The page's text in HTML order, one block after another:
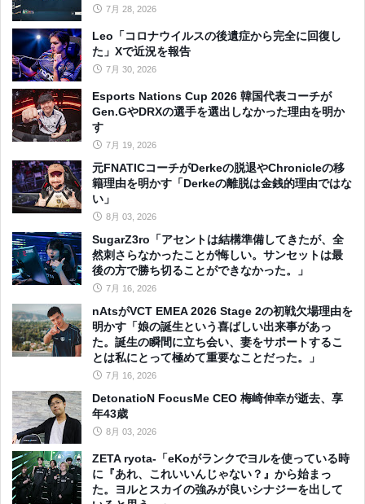
7月 28, 2026
Leo「コロナウイルスの後遺症から完全に回復し
た」Xで近況を報告
7月 30, 2026
Esports Nations Cup 2026 韓国代表コーチが
Gen.GやDRXの選手を選出しなかった理由を明か
す
7月 19, 2026
元FNATICコーチがDerkeの脱退やChronicleの移
籍理由を明かす「Derkeの離脱は金銭的理由ではな
い」
8月 03, 2026
SugarZ3ro「アセントは結構準備してきたが、全
然刺さらなかったことが悔しい。サンセットは最
後の方で勝ち切ることができなかった。」
7月 16, 2026
nAtsがVCT EMEA 2026 Stage 2の初戦欠場理由を
明かす「娘の誕生という喜ばしい出来事があっ
た。誕生の瞬間に立ち会い、妻をサポートするこ
とは私にとって極めて重要なことだった。」
7月 16, 2026
DetonatioN FocusMe CEO 梅崎伸幸が逝去、享
年43歳
8月 03, 2026
ZETA ryota-「eKoがランクでヨルを使っている時
に『あれ、これいいんじゃない？』から始まっ
た。ヨルとスカイの強みが良いシナジーを出して